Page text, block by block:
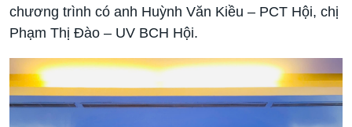
chương trình có anh Huỳnh Văn Kiều – PCT Hội, chị
Phạm Thị Đào – UV BCH Hội.